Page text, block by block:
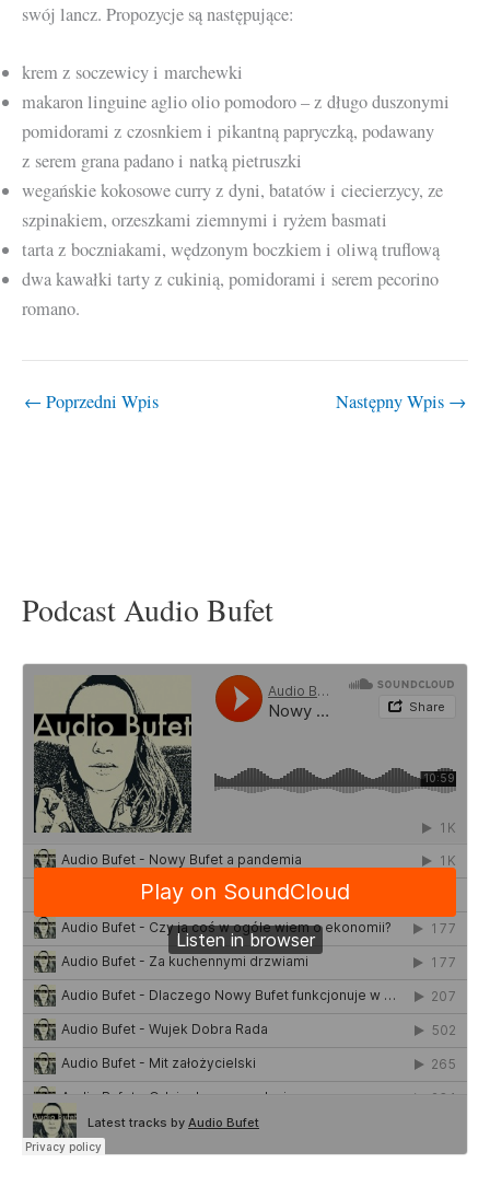
swój lancz. Propozycje są następujące:
krem z soczewicy i marchewki
makaron linguine aglio olio pomodoro – z długo duszonymi
pomidorami z czosnkiem i pikantną papryczką, podawany
z serem grana padano i natką pietruszki
wegańskie kokosowe curry z dyni, batatów i ciecierzycy, ze
szpinakiem, orzeszkami ziemnymi i ryżem basmati
tarta z boczniakami, wędzonym boczkiem i oliwą truflową
dwa kawałki tarty z cukinią, pomidorami i serem pecorino
romano.
← Poprzedni Wpis Następny Wpis →
Podcast Audio Bufet